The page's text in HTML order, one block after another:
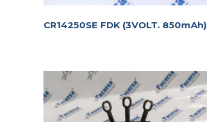
CR14250SE FDK (3VOLT. 850mAh)